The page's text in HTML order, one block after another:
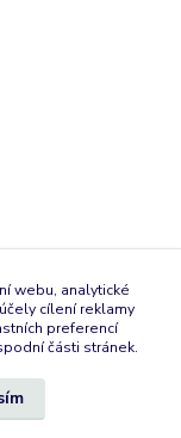
webu, analytické
cílení reklamy
preferencí
části stránek.